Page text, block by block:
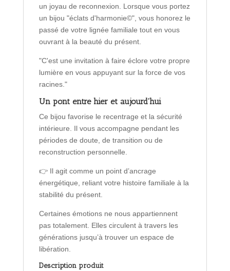
un joyau de reconnexion. Lorsque vous portez
un bijou "éclats d'harmonie©", vous honorez le
passé de votre lignée familiale tout en vous
ouvrant à la beauté du présent.
"C'est une invitation à faire éclore votre propre
lumière en vous appuyant sur la force de vos
racines."
Un pont entre hier et aujourd'hui
Ce bijou favorise le recentrage et la sécurité
intérieure. Il vous accompagne pendant les
périodes de doute, de transition ou de
reconstruction personnelle.
👉 Il agit comme un point d’ancrage
énergétique, reliant votre histoire familiale à la
stabilité du présent.
Certaines émotions ne nous appartiennent
pas totalement. Elles circulent à travers les
générations jusqu’à trouver un espace de
libération.
Description produit